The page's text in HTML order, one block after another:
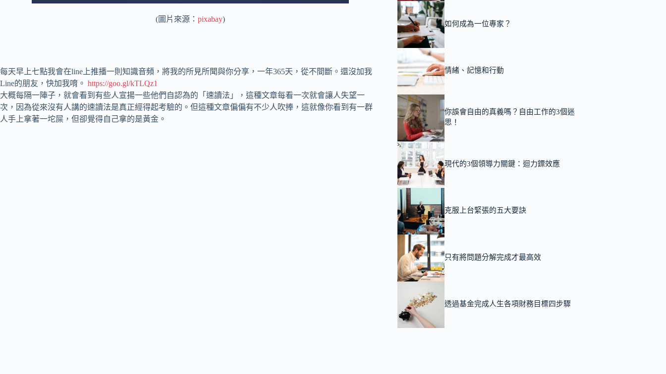
(圖片來源： pixabay)
每天早上七點我會在line上推播一則知識音頻，將我的所見所聞與你分享，一年365天，從不間斷。還沒加我
Line的朋友，快加我唷。 https://goo.gl/kTLQz1
大概每隔一陣子，就會看到有些人宣揚一些他們自認為的「速讀法」，這種文章每看一次就會讓人失望一
次，因為從來沒有人講的速讀法是真正經得起考驗的。但這種文章偏偏有不少人吹捧，這就像你看到有一群
人手上拿著一坨屎，但卻覺得自己拿的是黃金。
如何成為一位專家？
情緒、記憶和行動
你誤會自由的真義嗎？自由工作的3個迷
思！
現代的3個領導力關鍵：迴力鏢效應
克服上台緊張的五大要訣
只有將問題分解完成才最高效
透過基金完成人生各項財務目標四步驟